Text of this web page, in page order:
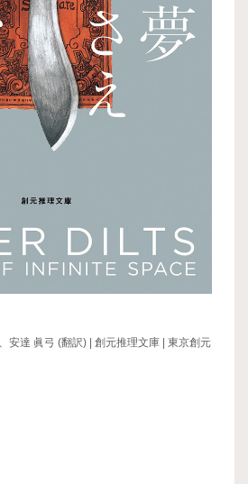
安達 眞弓 (翻訳) | 創元推理文庫 | 東京創元